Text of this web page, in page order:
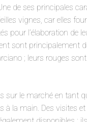
de ses principales
vignes, car elles
pour l’élaboration de
sont principalement
; leurs rouges
sur le marché en tant
à la main. Des visites